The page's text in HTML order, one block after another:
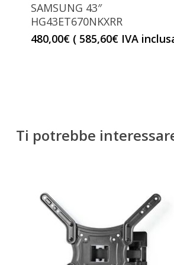
SAMSUNG 43″
HG43ET670NKXRR
480,00€ ( 585,60€IVA
Ti potrebbe